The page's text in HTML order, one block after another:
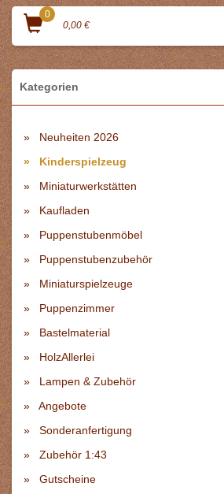
0
0,00 €
Kategorien
Neuheiten 2026
Kinderspielzeug
Miniaturwerkstätten
Kaufladen
Puppenstubenmöbel
Puppenstubenzubehör
Miniaturspielzeuge
Puppenzimmer
Bastelmaterial
HolzAllerlei
Lampen & Zubehör
Angebote
Sonderanfertigung
Zubehör 1:43
Gutscheine